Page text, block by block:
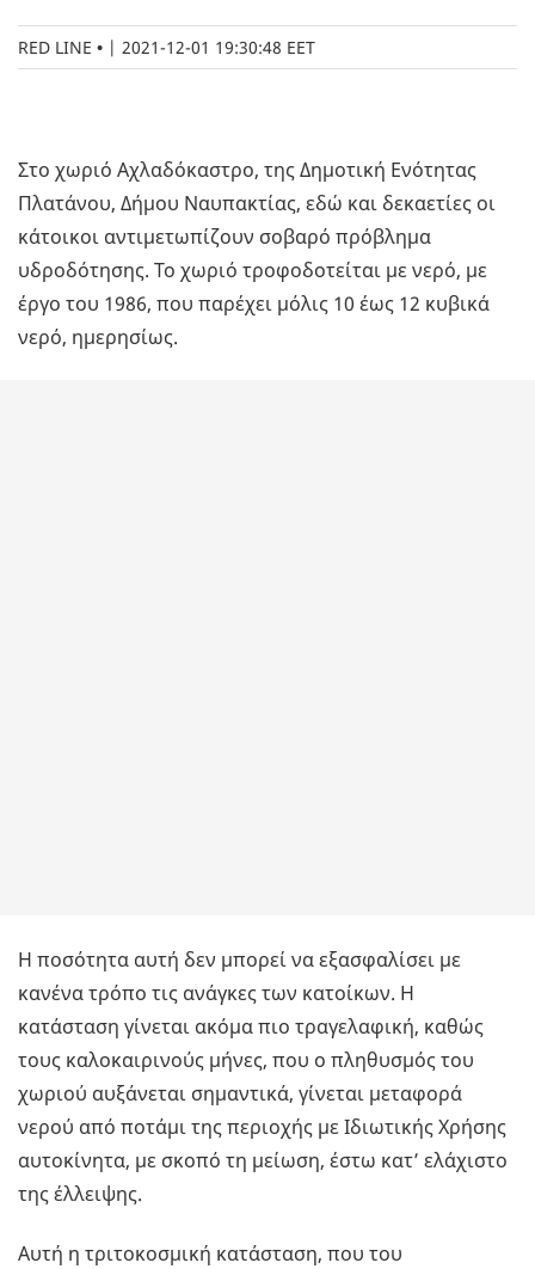
RED LINE | 2021-12-01 19:30:48 EET
Στο χωριό Αχλαδόκαστρο, της Δημοτική Ενότητας
Πλατάνου, Δήμου Ναυπακτίας, εδώ και δεκαετίες οι
κάτοικοι αντιμετωπίζουν σοβαρό πρόβλημα
υδροδότησης. Το χωριό τροφοδοτείται με νερό, με
έργο του 1986, που παρέχει μόλις 10 έως 12 κυβικά
νερό, ημερησίως.
Η ποσότητα αυτή δεν μπορεί να εξασφαλίσει με
κανένα τρόπο τις ανάγκες των κατοίκων. Η
κατάσταση γίνεται ακόμα πιο τραγελαφική, καθώς
τους καλοκαιρινούς μήνες, που ο πληθυσμός του
χωριού αυξάνεται σημαντικά, γίνεται μεταφορά
νερού από ποτάμι της περιοχής με Ιδιωτικής Χρήσης
αυτοκίνητα, με σκοπό τη μείωση, έστω κατ’ ελάχιστο
της έλλειψης.
Αυτή η τριτοκοσμική κατάσταση, που του